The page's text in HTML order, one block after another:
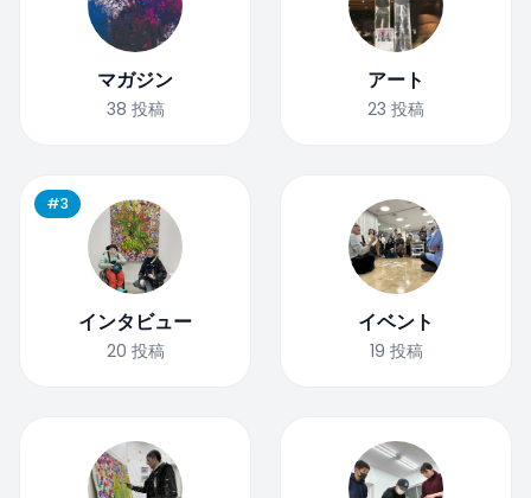
マガジン
38 投稿
アート
23 投稿
#3
インタビュー
20 投稿
イベント
19 投稿